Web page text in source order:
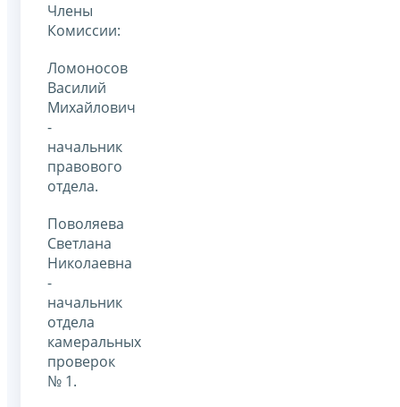
Члены
Комиссии:
Ломоносов
Василий
Михайлович
-
начальник
правового
отдела.
Поволяева
Светлана
Николаевна
-
начальник
отдела
камеральных
проверок
№ 1.